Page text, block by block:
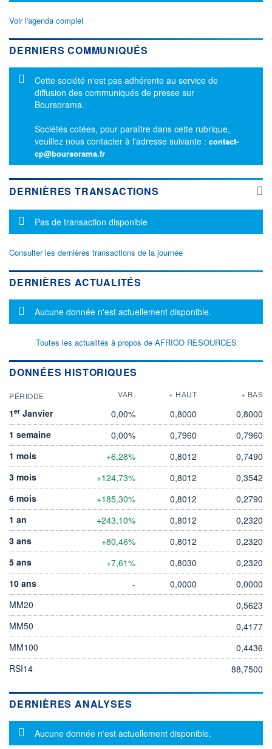
Voir l'agenda complet
DERNIERS COMMUNIQUÉS
Message d'information
Cette société n'est pas adhérente au service de
diffusion des communiqués de presse sur
Boursorama.
Sociétés cotées, pour paraître dans cette rubrique,
veuillez nous contacter à l'adresse suivante : contact-
cp@boursorama.fr
DERNIÈRES TRANSACTIONS
Message d'information
Pas de transaction disponible
Consulter les dernières transactions de la journée
DERNIÈRES ACTUALITÉS
Message d'information
Aucune donnée n'est actuellement disponible.
Toutes les actualités à propos de AFRICO RESOURCES
DONNÉES HISTORIQUES
PÉRIODE VAR. + HAUT + BAS
1er Janvier 0,00% 0,8000
0,8000
1 semaine
0,00% 0,7960
0,7960
1 mois
+6,28% 0,8012
0,7490
3 mois
+124,73% 0,8012
0,3542
6 mois
+185,30% 0,8012
0,2790
1 an
+243,10% 0,8012
0,2320
3 ans
+80,46% 0,8012
0,2320
5 ans
+7,61% 0,8030
0,2320
10 ans
- 0,0000
0,0000
MM20
0,5623
MM50
0,4177
MM100
0,4436
RSI14
88,7500
DERNIÈRES ANALYSES
Message d'information
Aucune donnée n'est actuellement disponible.